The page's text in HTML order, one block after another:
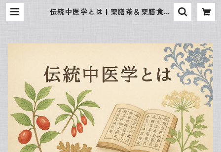
伝統中医学とは | 薬膳茶＆薬膳食材